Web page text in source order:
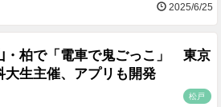
2025/6/25
・柏で「電車で鬼ごっこ」 東京
大生主催、アプリも開発
松戸